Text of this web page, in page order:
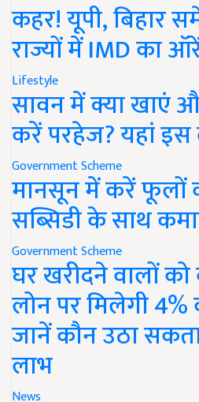
कहर! यूपी, बिहार
राज्यों में IMD का
Lifestyle
सावन में क्या खाएं
करें परहेज? यहां
Government Scheme
मानसून में करें फूलों
सब्सिडी के साथ
Government Scheme
घर खरीदने वालों को
लोन पर मिलेगी 4%
जानें कौन उठा
लाभ
News